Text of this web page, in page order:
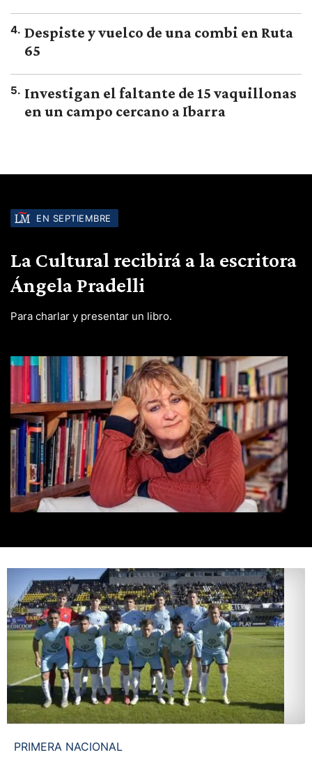
4. Despiste y vuelco de una combi en Ruta
65
5. Investigan el faltante de 15 vaquillonas
en un campo cercano a Ibarra
EN SEPTIEMBRE
La Cultural recibirá a la escritora
Ángela Pradelli
Para charlar y presentar un libro.
PRIMERA NACIONAL